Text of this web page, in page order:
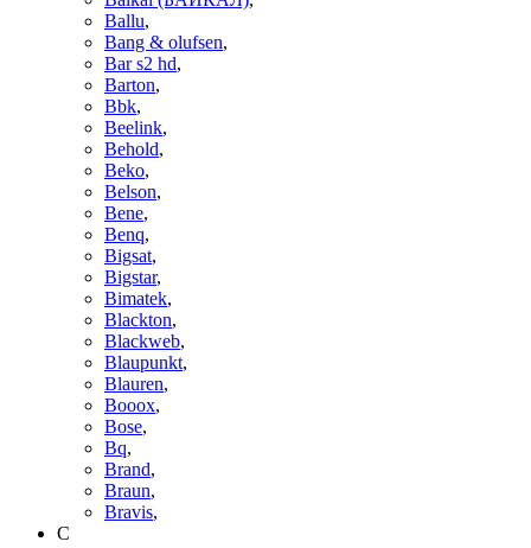
Ballu,
Bang & olufsen,
Bar s2 hd,
Barton,
Bbk,
Beelink,
Behold,
Beko,
Belson,
Bene,
Benq,
Bigsat,
Bigstar,
Bimatek,
Blackton,
Blackweb,
Blaupunkt,
Blauren,
Booox,
Bose,
Bq,
Brand,
Braun,
Bravis,
C